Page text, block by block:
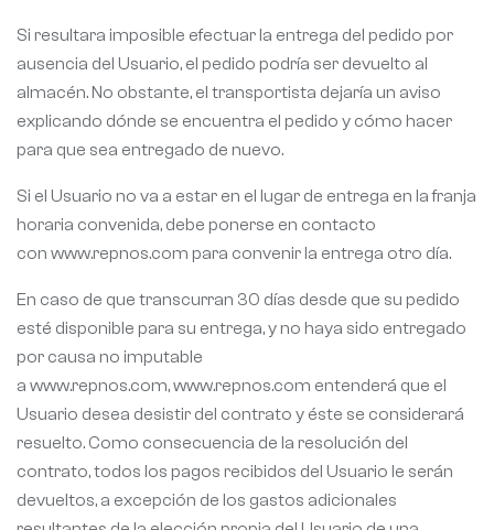
Si resultara imposible efectuar la entrega del pedido por
ausencia del Usuario, el pedido podría ser devuelto al
almacén. No obstante, el transportista dejaría un aviso
explicando dónde se encuentra el pedido y cómo hacer
para que sea entregado de nuevo.
Si el Usuario no va a estar en el lugar de entrega en la franja
horaria convenida, debe ponerse en contacto
con www.repnos.com para convenir la entrega otro día.
En caso de que transcurran 30 días desde que su pedido
esté disponible para su entrega, y no haya sido entregado
por causa no imputable
a www.repnos.com, www.repnos.com entenderá que el
Usuario desea desistir del contrato y éste se considerará
resuelto. Como consecuencia de la resolución del
contrato, todos los pagos recibidos del Usuario le serán
devueltos, a excepción de los gastos adicionales